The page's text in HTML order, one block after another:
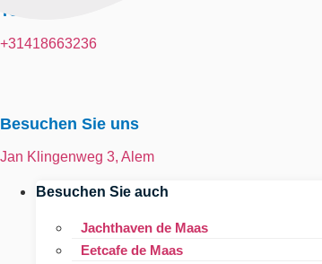
Telefon
+31418663236
Besuchen Sie uns
Jan Klingenweg 3, Alem
Besuchen Sie auch
Jachthaven de Maas
Eetcafe de Maas